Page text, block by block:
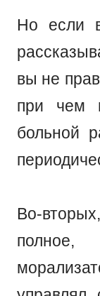
Но если
вы не
при чем
больной
Во-
полное,